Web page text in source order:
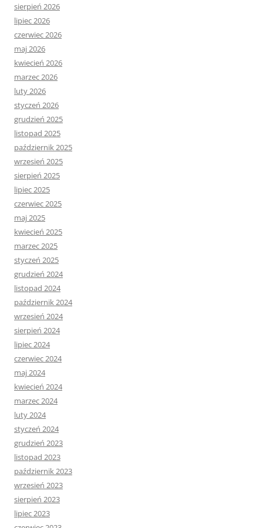
sierpień 2026
lipiec 2026
czerwiec 2026
maj 2026
kwiecień 2026
marzec 2026
luty 2026
styczeń 2026
grudzień 2025
listopad 2025
październik 2025
wrzesień 2025
sierpień 2025
lipiec 2025
czerwiec 2025
maj 2025
kwiecień 2025
marzec 2025
styczeń 2025
grudzień 2024
listopad 2024
październik 2024
wrzesień 2024
sierpień 2024
lipiec 2024
czerwiec 2024
maj 2024
kwiecień 2024
marzec 2024
luty 2024
styczeń 2024
grudzień 2023
listopad 2023
październik 2023
wrzesień 2023
sierpień 2023
lipiec 2023